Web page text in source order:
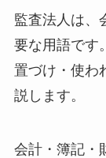
監査法人は、
要な用語です
置づけ・使わ
説します。
会計・簿記・